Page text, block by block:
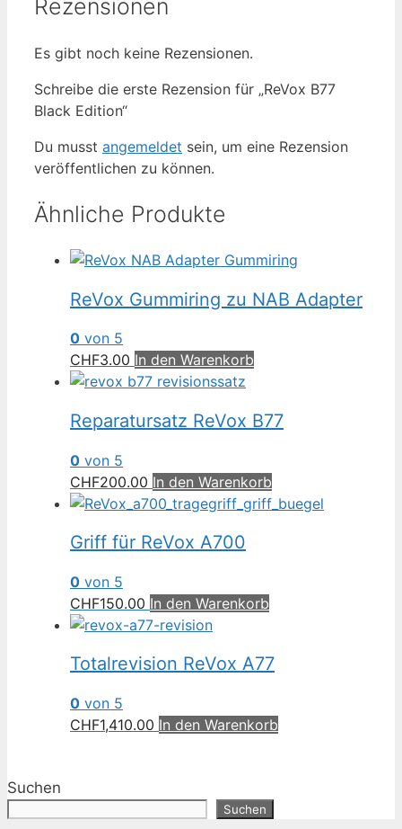
Rezensionen
Es gibt noch keine Rezensionen.
Schreibe die erste Rezension für „ReVox B77
Black Edition“
Du musst angemeldet sein, um eine Rezension
veröffentlichen zu können.
Ähnliche Produkte
ReVox Gummiring zu NAB Adapter
0 von 5
CHF3.00 In den Warenkorb
Reparatursatz ReVox B77
0 von 5
CHF200.00 In den Warenkorb
Griff für ReVox A700
0 von 5
CHF150.00 In den Warenkorb
Totalrevision ReVox A77
0 von 5
CHF1,410.00 In den Warenkorb
Suchen
Suchen